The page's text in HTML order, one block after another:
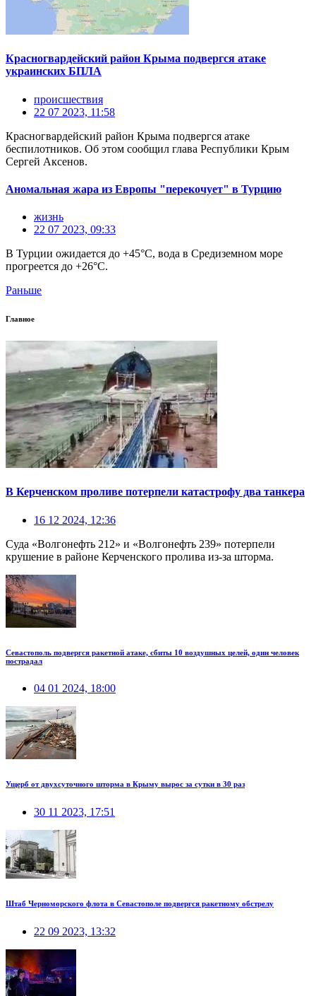
Красногвардейский район Крыма подвергся атаке
украинских БПЛА
происшествия
22 07 2023, 11:58
Красногвардейский район Крыма подвергся атаке
беспилотников. Об этом сообщил глава Республики Крым
Сергей Аксенов.
Аномальная жара из Европы "перекочует" в Турцию
жизнь
22 07 2023, 09:33
В Турции ожидается до +45°C, вода в Средиземном море
прогреется до +26°C.
Раньше
Главное
В Керченском проливе потерпели катастрофу два танкера
16 12 2024, 12:36
Суда «Волгонефть 212» и «Волгонефть 239» потерпели
крушение в районе Керченского пролива из-за шторма.
Севастополь подвергся ракетной атаке, сбиты 10 воздушных целей, один человек
пострадал
04 01 2024, 18:00
Ущерб от двухсуточного шторма в Крыму вырос за сутки в 30 раз
30 11 2023, 17:51
Штаб Черноморского флота в Севастополе подвергся ракетному обстрелу
22 09 2023, 13:32